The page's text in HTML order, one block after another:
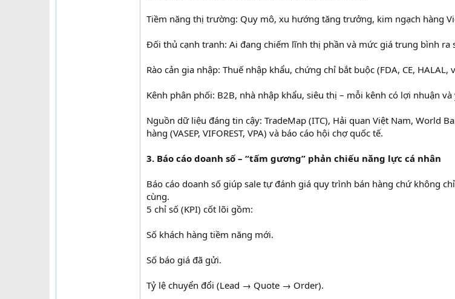
Tiềm năng thị trường: Quy mô, xu hướng tăng trưởng, kim ngạch hàng
Đối thủ cạnh tranh: Ai đang chiếm lĩnh thị phần và mức giá trung bình ra
Rào cản gia nhập: Thuế nhập khẩu, chứng chỉ bắt buộc (FDA, CE, HALAL,
Kênh phân phối: B2B, nhà nhập khẩu, siêu thị – mỗi kênh có lợi nhuận và
Nguồn dữ liệu đáng tin cậy: TradeMap (ITC), Hải quan Việt Nam, World
hàng (VASEP, VIFOREST, VPA) và báo cáo hội chợ quốc tế.
3. Báo cáo doanh số – “tấm gương” phản chiếu năng lực cá nhân
Báo cáo doanh số giúp sale tự đánh giá quy trình bán hàng chứ không
cùng.
5 chỉ số (KPI) cốt lõi gồm:
Số khách hàng tiềm năng mới.
Số báo giá đã gửi.
Tỷ lệ chuyển đổi (Lead → Quote → Order).